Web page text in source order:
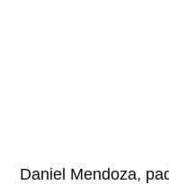
Daniel Mendoza,